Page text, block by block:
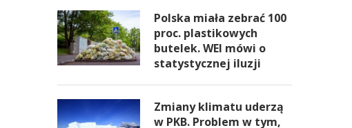
Polska miała zebrać 100
proc. plastikowych
butelek. WEI mówi o
statystycznej iluzji
Zmiany klimatu uderzą
w PKB. Problem w tym,